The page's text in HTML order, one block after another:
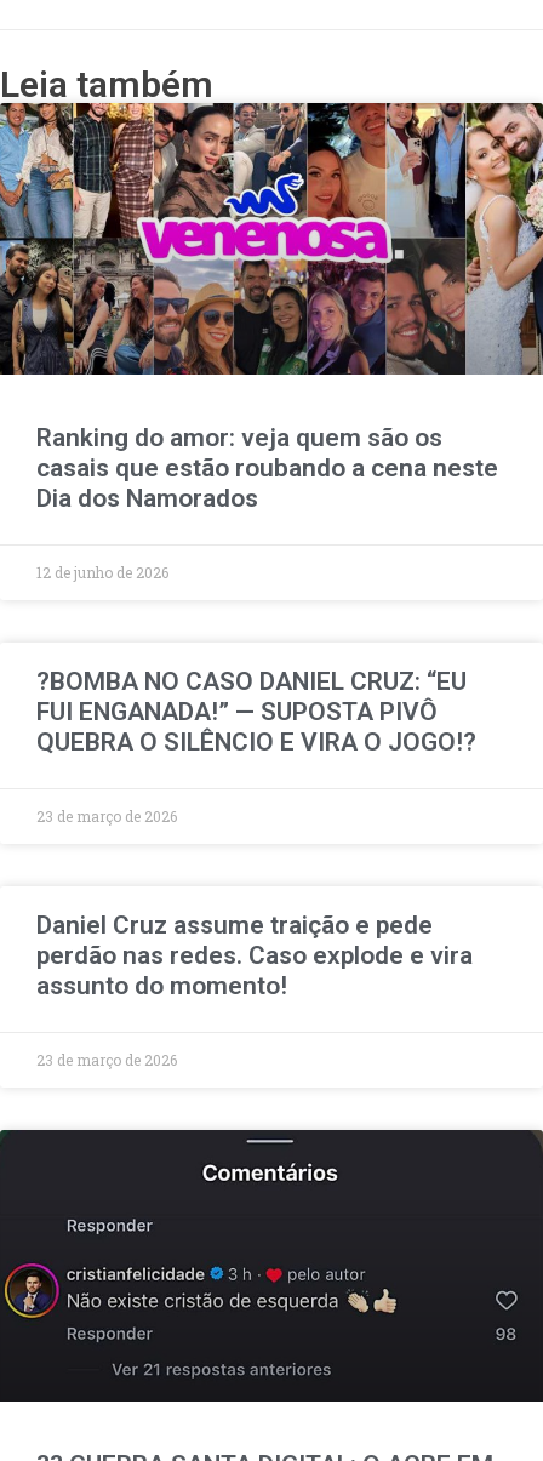
Leia também
Ranking do amor: veja quem são os
casais que estão roubando a cena neste
Dia dos Namorados
12 de junho de 2026
?BOMBA NO CASO DANIEL CRUZ: “EU
FUI ENGANADA!” — SUPOSTA PIVÔ
QUEBRA O SILÊNCIO E VIRA O JOGO!?
23 de março de 2026
Daniel Cruz assume traição e pede
perdão nas redes. Caso explode e vira
assunto do momento!
23 de março de 2026